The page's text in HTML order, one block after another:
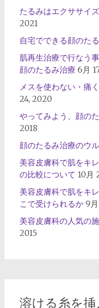
たるみはエクササイ
2021
自宅でできる顔のた
肌再生治療で行なう
顔のたるみ治療 6月
メスを使わない・痛
24, 2020
やってみよう、顔の
2018
顔のたるみ治療のウ
美容皮膚科で肌をキ
の比較について 10月
美容皮膚科で肌をキ
こで受けられるか 9
美容皮膚科の人気の
2015
溶ける糸を挿